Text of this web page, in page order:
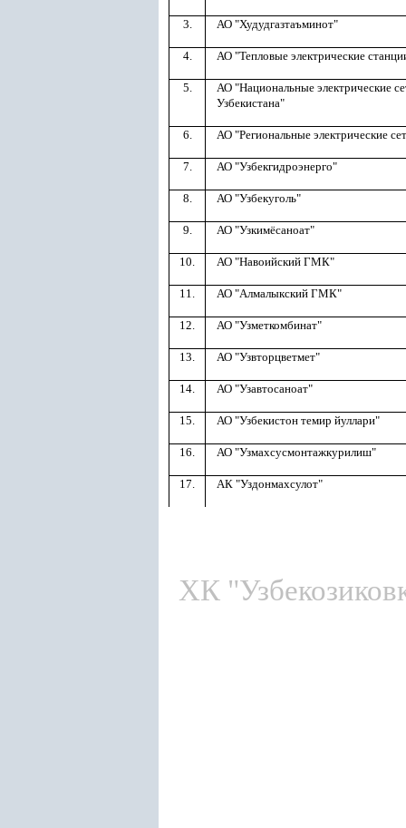
3. АО "Худудгазтаъминот"
4. АО "Тепловые электрические
5.
АО "Национальные электрические
Узбекистана"
6. АО "Региональные электрические
7. АО "Узбекгидроэнерго"
8. АО "Узбекуголь"
9. АО "Узкимёсаноат"
10. АО "Навоийский ГМК"
11. АО "Алмалыкский ГМК"
12. АО "Узметкомбинат"
13. АО "Узвторцветмет"
14. АО "Узавтосаноат"
15. АО "Узбекистон темир йуллари"
16. АО "Узмахсусмонтажкурилиш"
17. АК "Уздонмахсулот"
ХК